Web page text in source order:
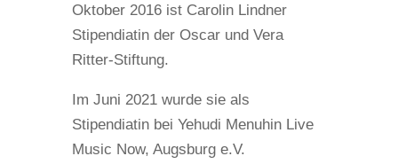
Oktober 2016 ist Carolin Lindner
Stipendiatin der Oscar und Vera
Ritter-Stiftung.
Im Juni 2021 wurde sie als
Stipendiatin bei Yehudi Menuhin Live
Music Now, Augsburg e.V.